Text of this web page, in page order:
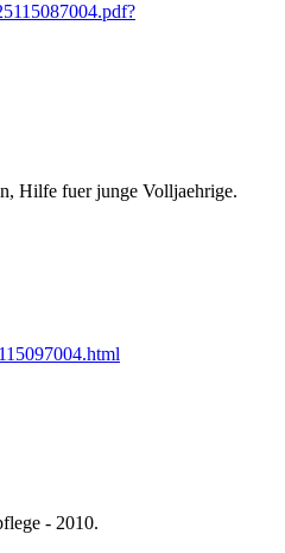
Hilfe fuer junge Volljaehrige.
- 2010.